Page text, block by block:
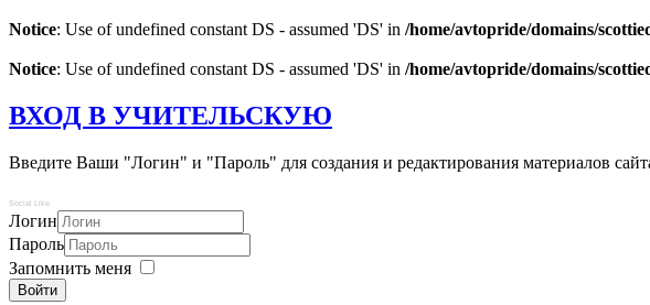
Notice: Use of undefined constant DS - assumed 'DS' in /home/avtopride/domains/
Notice: Use of undefined constant DS - assumed 'DS' in /home/avtopride/domains/
ВХОД В УЧИТЕЛЬСКУЮ
Введите Ваши "Логин" и "Пароль" для создания и редактирования материалов
Social Like
Логин
Пароль
Запомнить меня
Войти